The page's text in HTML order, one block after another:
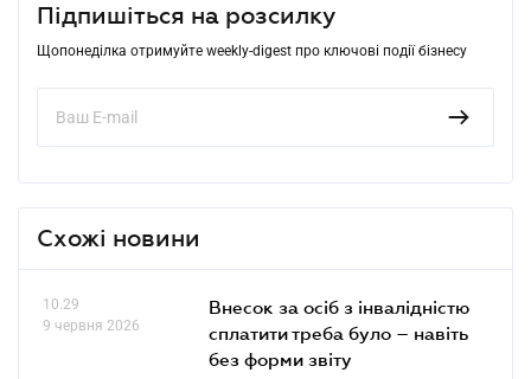
Підпишіться на розсилку
Щопонеділка отримуйте weekly-digest про ключові події бізнесу
Схожі новини
10.29
9 червня 2026
Внесок за осіб з інвалідністю
сплатити треба було – навіть
без форми звіту